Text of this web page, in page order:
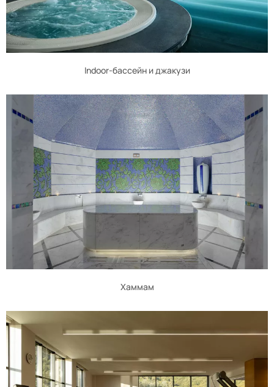
Indoor-бассейн и джакузи
Хаммам